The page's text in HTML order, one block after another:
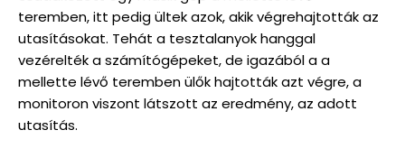
teremben, itt pedig ültek azok, akik végrehajtották az
utasításokat. Tehát a tesztalanyok hanggal
vezérelték a számítógépeket, de igazából a a
mellette lévő teremben ülők hajtották azt végre, a
monitoron viszont látszott az eredmény, az adott
utasítás.